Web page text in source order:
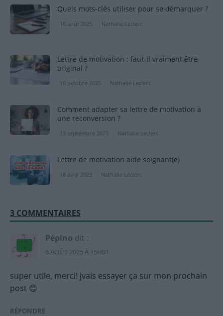
Quels mots-clés utiliser pour se démarquer ?
10 août 2025 Nathalie Leclerc
Lettre de motivation : faut-il vraiment être
original ?
10 octobre 2025 Nathalie Leclerc
Comment adapter sa lettre de motivation à
une reconversion ?
13 septembre 2025 Nathalie Leclerc
Lettre de motivation aide soignant(e)
18 avril 2023 Nathalie Leclerc
3 COMMENTAIRES
Pépino dit :
6 AOÛT 2025 À 15H01
super utile, merci! jvais essayer ça sur mon prochain
post 😊
RÉPONDRE